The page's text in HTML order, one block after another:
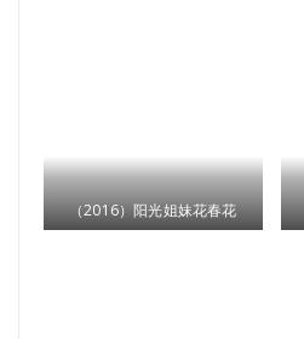
（2016）阳光姐妹花春花